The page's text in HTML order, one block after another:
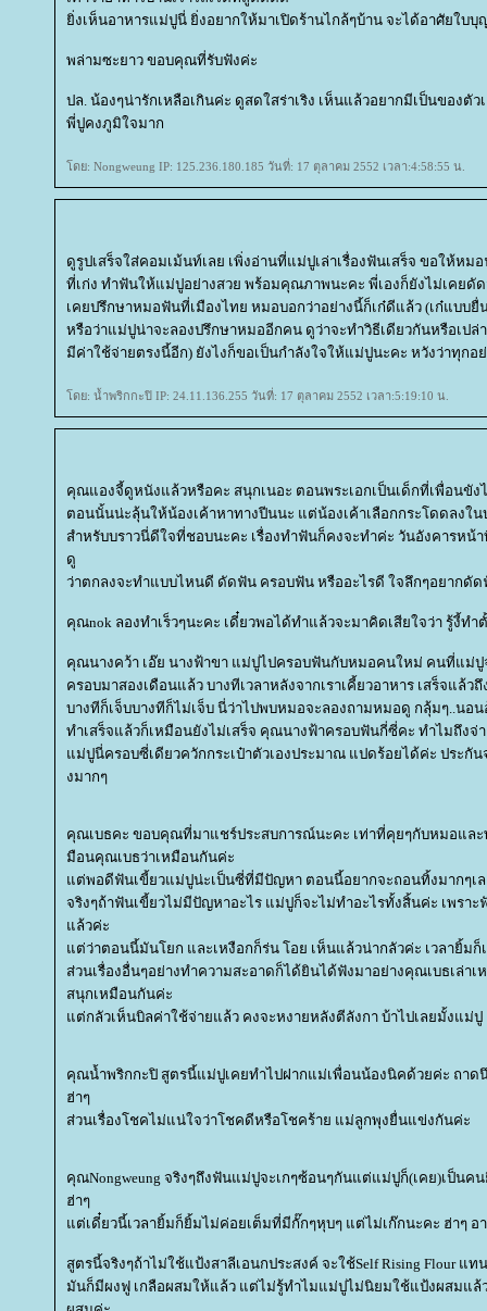
งเห็นอาหารแม่ปูนี่ ยิ่งอยากให้มาเปิดร้านไกล้ๆบ้าน จะได้อาศัยใบบุ
พล่ามซะยาว ขอบคุณที่รับฟังค่ะ
ปล. น้องๆน่ารักเหลือเกินค่ะ ดูสดใสร่าเริง เห็นแล้วอยากมีเป็นของตั
พี่ปูคงภูมิใจมาก
ดย: Nongweung IP: 125.236.180.185 วันที่: 17 ตุลาคม 2552 เวลา:4:58:55 น.
ดูรูปเสร็จใส่คอมเม้นท์เลย เพิ่งอ่านที่แม่ปูเล่าเรื่องฟันเสร็จ ขอให้ห
ที่เก่ง ทำฟันให้แม่ปูอย่างสวย พร้อมคุณภาพนะคะ พี่เองก็ยังไม่เคยดั
เคยปรึกษาหมอฟันที่เมืองไทย หมอบอกว่าอย่างนี้ก็เก๋ดีแล้ว (เก๋แบบยื่
หรือว่าแม่ปูน่าจะลองปรึกษาหมออีกคน ดูว่าจะทำวิธีเดียวกันหรือเปล่
มีค่าใช้จ่ายตรงนี้อีก) ยังไงก็ขอเป็นกำลังใจให้แม่ปูนะคะ หวังว่าทุกอ
ดย: น้ำพริกกะปิ IP: 24.11.136.255 วันที่: 17 ตุลาคม 2552 เวลา:5:19:10 น.
คุณแองจี้ดูหนังแล้วหรือคะ สนุกเนอะ ตอนพระเอกเป็นเด็กที่เพื่อนขั
ตอนนั้นน่ะลุ้นให้น้องเค้าหาทางปีนนะ แต่น้องเค้าเลือกกระโดดลงใ
สำหรับบราวนี่ดีใจที่ชอบนะคะ เรื่องทำฟันก็คงจะทำค่ะ วันอังคารห
ดู
ว่าตกลงจะทำแบบไหนดี ดัดฟัน ครอบฟัน หรืออะไรดี ใจลึกๆอยากดัด
คุณnok ลองทำเร็วๆนะคะ เดี๋ยวพอได้ทำแล้วจะมาคิดเสียใจว่า รู้งี้ทำ
คุณนางคว้า เอ๊ย นางฟ้าขา แม่ปูไปครอบฟันกับหมอคนใหม่ คนที่แม่
ครอบมาสองเดือนแล้ว บางทีเวลาหลังจากเราเคี้ยวอาหาร เสร็จแล้ว
บางทีก็เจ็บบางทีก็ไม่เจ็บ นี่ว่าไปพบหมอจะลองถามหมอดู กลุ้มๆ..นอ
ทำเสร็จแล้วก็เหมือนยังไม่เสร็จ คุณนางฟ้าครอบฟันกี่ซี่คะ ทำไมถึงจ่
ม่ปูนี่ครอบซี่เดียวควักกระเป๋าตัวเองประมาณ แปดร้อยได้ค่ะ ประกั
งมากๆ
คุณเบธคะ ขอบคุณที่มาแชร์ประสบการณ์นะคะ เท่าที่คุยๆกับหมอแล
มือนคุณเบธว่าเหมือนกันค่ะ
ต่พอดีฟันเขี้ยวแม่ปูน่ะเป็นซี่ที่มีปัญหา ตอนนี้อยากจะถอนทิ้งมากๆเล
จริงๆถ้าฟันเขี้ยวไม่มีปัญหาอะไร แม่ปูก็จะไม่ทำอะไรทั้งสิ้นค่ะ เพรา
ล้วค่ะ
ต่ว่าตอนนี้มันโยก และเหงือกก็ร่น โอย เห็นแล้วน่ากลัวค่ะ เวลายิ้ม
ส่วนเรื่องอื่นๆอย่างทำความสะอาดก็ได้ยินได้ฟังมาอย่างคุณเบธเล่า
สนุกเหมือนกันค่ะ
ต่กลัวเห็นบิลค่าใช้จ่ายแล้ว คงจะหงายหลังตีลังกา บ้าไปเลยมั้งแม่ปู
คุณน้ำพริกกะปิ สูตรนี้แม่ปูเคยทำไปฝากแม่เพื่อนน้องนิคด้วยค่ะ ถาด
ฮ่าๆ
ส่วนเรื่องโชคไม่แน่ใจว่าโชคดีหรือโชคร้าย แม่ลูกพุงยื่นแข่งกันค่ะ
คุณNongweung จริงๆถึงฟันแม่ปูจะเกๆซ้อนๆกันแต่แม่ปูก็(เคย)เป็นค
ฮ่าๆ
ต่เดี๋ยวนี้เวลายิ้มก็ยิ้มไม่ค่อยเต็มที่มีกั๊กๆหุบๆ แต่ไม่เก๊กนะคะ ฮ่าๆ อ
สูตรนี้จริงๆถ้าไม่ใช้แป้งสาลีเอนกประสงค์ จะใช้Self Rising Flour แท
มันก็มีผงฟู เกลือผสมให้แล้ว แต่ไม่รู้ทำไมแม่ปูไม่นิยมใช้แป้งผสมแล้